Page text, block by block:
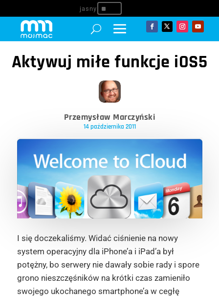
^
Aktywuj miłe funkcje iOS5
Przemysław Marczyński
14 października 2011
I się doczekaliśmy. Widać ciśnienie na nowy
system operacyjny dla iPhone’a i iPad’a był
potężny, bo serwery nie dawały sobie rady i spore
grono nieszczęśników na krótki czas zamieniło
swojego ukochanego smartphone’a w cegłę